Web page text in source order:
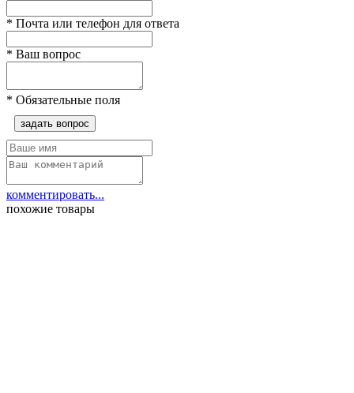
* Почта или телефон для ответа
* Ваш вопрос
* Обязательные поля
задать вопрос
комментировать...
похожие товары